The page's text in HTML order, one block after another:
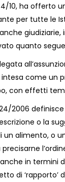
10, ha offerto
per tutte le
giudiziarie,
quanto
come un
con effetti
2006
o la
un alimento, o
in termini
di ‘rapporto’